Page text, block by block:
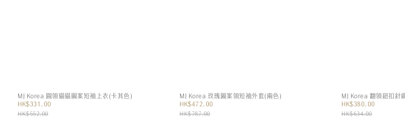
MJ Korea 圓領貓貓圖案短袖上衣(卡其色)
HK$331.00
HK$552.00
MJ Korea 玫瑰圖案領短袖外套(兩色)
HK$472.00
HK$787.00
MJ Korea 翻領鈕扣針
HK$380.00
HK$634.00